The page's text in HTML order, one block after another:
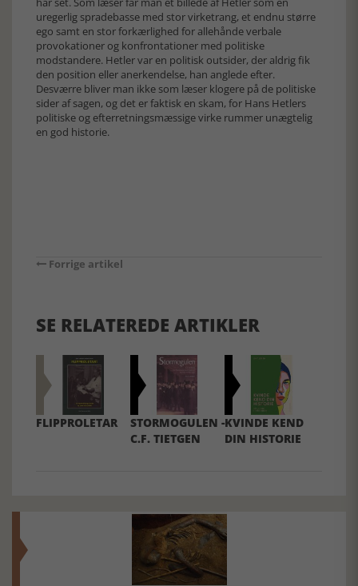
uregerlig spradebasse med stor virketrang, et endnu større
ego samt en stor forkærlighed for allehånde verbale
provokationer og konfrontationer med politiske
modstandere. Hetler var en politisk outsider, der aldrig fik
den position eller anerkendelse, han anglede efter.
Desværre bliver man ikke som læser klogere på de politiske
sider af sagen, og det er faktisk en skam, for Hans Hetlers
politiske og efterretningsmæssige virke rummer unægtelig
en god historie.
Forrige artikel
SE RELATEREDE ARTIKLER
FLIPPROLETAR
STORMOGULEN -
C.F. TIETGEN
KVINDE KEND
DIN HISTORIE